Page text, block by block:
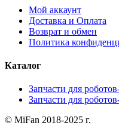
Мой аккаунт
Доставка и Оплата
Возврат и обмен
Политика
Каталог
Запчасти для
Запчасти для
© MiFan 2018-2025 г.